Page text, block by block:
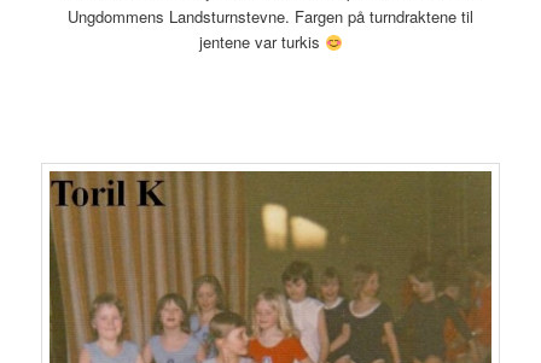
Ungdommens Landsturnstevne. Fargen på turndraktene til
jentene var turkis